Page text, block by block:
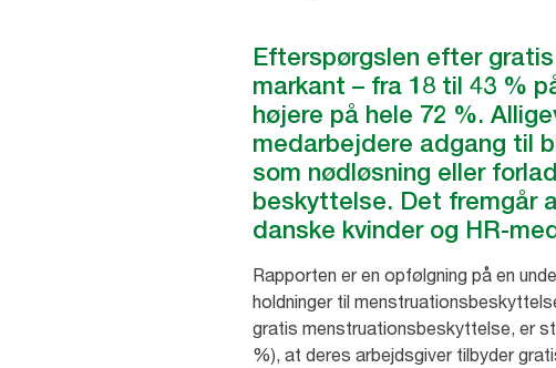
Efterspørgslen efter
markant – fra 18 til 43 %
højere på hele 72 %.
medarbejdere adgang til
som nødløsning eller
beskyttelse. Det fremgår
danske kvinder og HR-
Rapporten er en opfølgning på en
holdninger til
gratis menstruationsbeskyttelse, er
%), at deres arbejdsgiver tilbyder